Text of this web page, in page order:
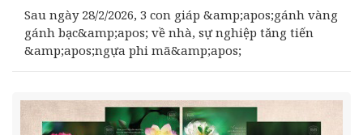
Sau ngày 28/2/2026, 3 con giáp &amp;apos;gánh vàng
gánh bạc&amp;apos; về nhà, sự nghiệp tăng tiến
&amp;apos;ngựa phi mã&amp;apos;